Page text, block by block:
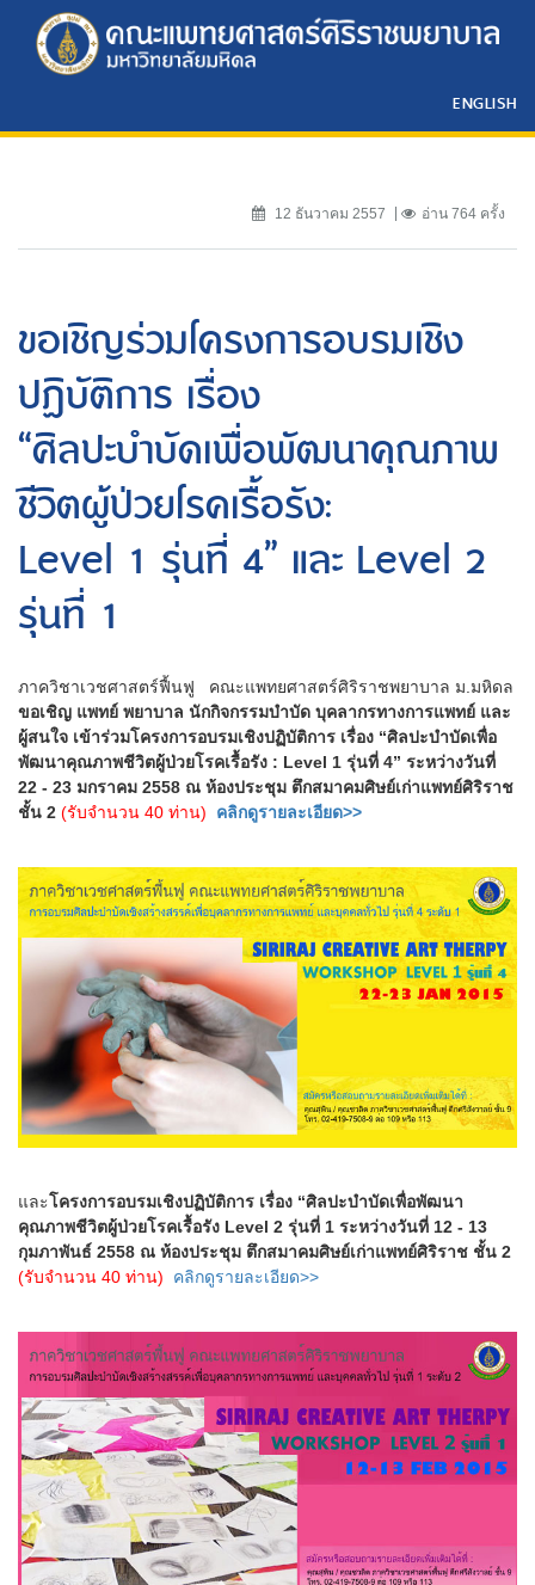
ENGLISH
12 ธันวาคม 2557 อ่าน 764 ครั้ง
ขอเชิญร่วมโครงการอบรมเชิง
ปฏิบัติการ เรื่อง
“ศิลปะบำบัดเพื่อพัฒนาคุณภาพ
ชีวิตผู้ป่วยโรคเรื้อรัง:
Level 1 รุ่นที่ 4” และ Level 2
รุ่นที่ 1
ภาควิชาเวชศาสตร์ฟื้นฟู คณะแพทยศาสตร์ศิริราชพยาบาล ม.มหิดล
ขอเชิญ แพทย์ พยาบาล นักกิจกรรมบำบัด บุคลากรทางการแพทย์ และ
ผู้สนใจ เข้าร่วมโครงการอบรมเชิงปฏิบัติการ เรื่อง “ศิลปะบำบัดเพื่อ
พัฒนาคุณภาพชีวิตผู้ป่วยโรคเรื้อรัง : Level 1 รุ่นที่ 4” ระหว่างวันที่
22 - 23 มกราคม 2558 ณ ห้องประชุม ตึกสมาคมศิษย์เก่าแพทย์ศิริราช
ชั้น 2 (รับจำนวน 40 ท่าน) คลิกดูรายละเอียด>>
และโครงการอบรมเชิงปฏิบัติการ เรื่อง “ศิลปะบำบัดเพื่อพัฒนา
คุณภาพชีวิตผู้ป่วยโรคเรื้อรัง Level 2 รุ่นที่ 1 ระหว่างวันที่ 12 - 13
กุมภาพันธ์ 2558 ณ ห้องประชุม ตึกสมาคมศิษย์เก่าแพทย์ศิริราช ชั้น 2
(รับจำนวน 40 ท่าน) คลิกดูรายละเอียด>>